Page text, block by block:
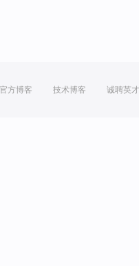
官方博客 技术博客 诚聘英才